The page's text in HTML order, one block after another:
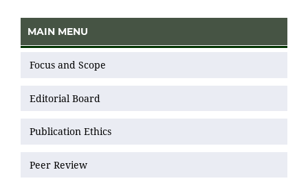
MAIN MENU
Focus and Scope
Editorial Board
Publication Ethics
Peer Review